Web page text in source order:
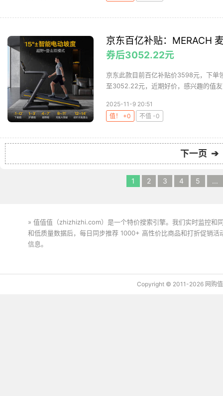
京东百亿补贴：MERACH
券后3052.22元
京东此款目前百亿补贴价3598元，下单
至3052.22元，近期好价，感兴趣的值
2025-11-9 20:51
值！ +0
不值 -0
下一页 ➔
1 2 3 4 5 ...
» 值值值（zhizhizhi.com）是一个特价搜索引擎。我们实时监控和
和低质量数据后，每日同步推荐 1000+ 高性价比商品和打折促销
信息。
Copyright © 2011-2026 网购